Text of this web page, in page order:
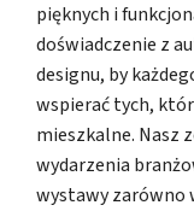
pięknych i
doświadczenie z
designu, by
wspierać tych,
mieszkalne. Nasz
wydarzenia
wystawy zarówno